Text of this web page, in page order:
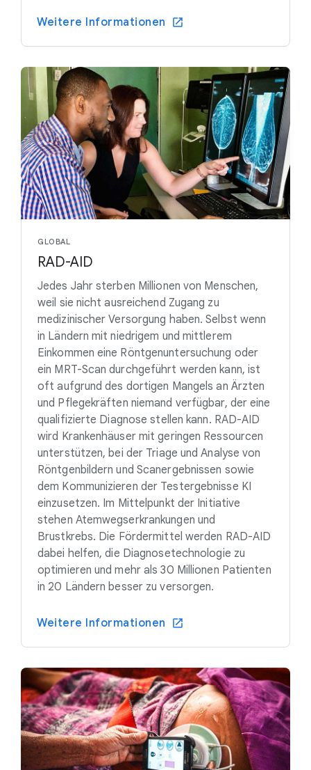
Weitere Informationen
GLOBAL
RAD-AID
Jedes Jahr sterben Millionen von Menschen,
weil sie nicht ausreichend Zugang zu
medizinischer Versorgung haben. Selbst wenn
in Ländern mit niedrigem und mittlerem
Einkommen eine Röntgenuntersuchung oder
ein MRT-Scan durchgeführt werden kann, ist
oft aufgrund des dortigen Mangels an Ärzten
und Pflegekräften niemand verfügbar, der eine
qualifizierte Diagnose stellen kann. RAD-AID
wird Krankenhäuser mit geringen Ressourcen
unterstützen, bei der Triage und Analyse von
Röntgenbildern und Scanergebnissen sowie
dem Kommunizieren der Testergebnisse KI
einzusetzen. Im Mittelpunkt der Initiative
stehen Atemwegserkrankungen und
Brustkrebs. Die Fördermittel werden RAD-AID
dabei helfen, die Diagnosetechnologie zu
optimieren und mehr als 30 Millionen Patienten
in 20 Ländern besser zu versorgen.
Weitere Informationen